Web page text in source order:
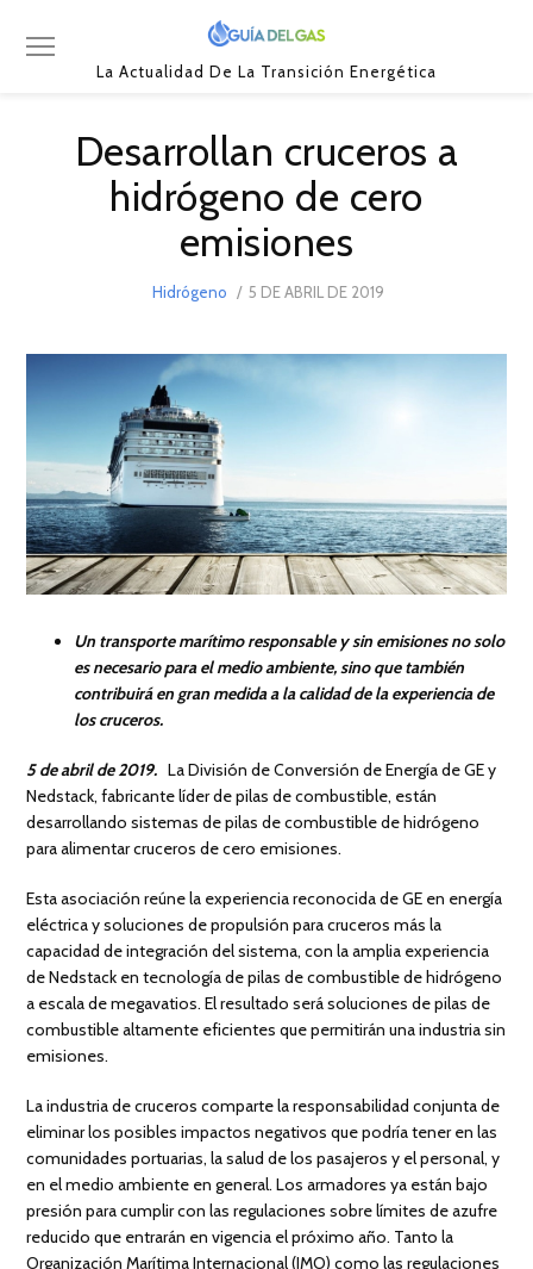
La Actualidad De La Transición Energética
Desarrollan cruceros a
hidrógeno de cero
emisiones
Hidrógeno
POSTED
5 DE ABRIL DE 2019
Un transporte marítimo responsable y sin emisiones no solo
es necesario para el medio ambiente, sino que también
contribuirá en gran medida a la calidad de la experiencia de
los cruceros.
5 de abril de 2019. La División de Conversión de Energía de GE y
Nedstack, fabricante líder de pilas de combustible, están
desarrollando sistemas de pilas de combustible de hidrógeno
para alimentar cruceros de cero emisiones.
Esta asociación reúne la experiencia reconocida de GE en energía
eléctrica y soluciones de propulsión para cruceros más la
capacidad de integración del sistema, con la amplia experiencia
de Nedstack en tecnología de pilas de combustible de hidrógeno
a escala de megavatios. El resultado será soluciones de pilas de
combustible altamente eficientes que permitirán una industria sin
emisiones.
La industria de cruceros comparte la responsabilidad conjunta de
eliminar los posibles impactos negativos que podría tener en las
comunidades portuarias, la salud de los pasajeros y el personal, y
en el medio ambiente en general. Los armadores ya están bajo
presión para cumplir con las regulaciones sobre límites de azufre
reducido que entrarán en vigencia el próximo año. Tanto la
Organización Marítima Internacional (IMO) como las regulaciones